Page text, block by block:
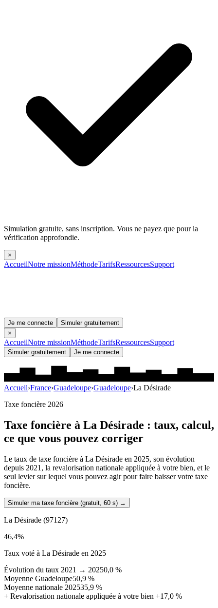
Simulation gratuite, sans inscription. Vous ne payez que pour la
vérification approfondie.
×
AccueilNotre missionMéthodeTarifsRessourcesSupport
Je me connecte
Simuler gratuitement
×
AccueilNotre missionMéthodeTarifsRessourcesSupport
Simuler gratuitement Je me connecte
Accueil›France›Guadeloupe›Guadeloupe›La Désirade
Taxe foncière 2026
Taxe foncière à La Désirade : taux, calcul,
ce que vous pouvez corriger
Le taux de taxe foncière à La Désirade en 2025, son évolution
depuis 2021, la revalorisation nationale appliquée à votre bien, et le
seul levier sur lequel vous pouvez agir pour faire baisser votre taxe
foncière.
Simuler ma taxe foncière (gratuit, 60 s) →
La Désirade (97127)
46,4%
Taux voté à La Désirade en 2025
Évolution du taux 2021 → 20250,0 %
Moyenne Guadeloupe50,9 %
Moyenne nationale 202535,9 %
+ Revalorisation nationale appliquée à votre bien +17,0 %